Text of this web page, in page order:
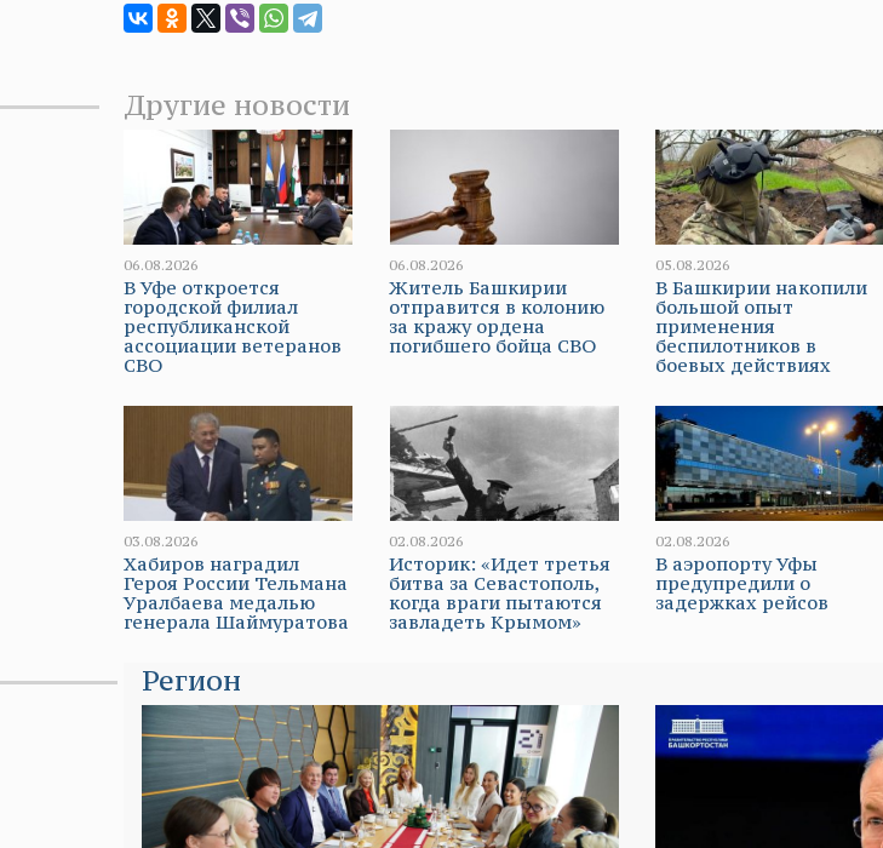
Другие новости
06.08.2026
В Уфе откроется
городской филиал
республиканской
ассоциации ветеранов
СВО
06.08.2026
Житель Башкирии
отправится в колонию
за кражу ордена
погибшего бойца СВО
05.08.2026
В Башкирии накопили
большой опыт
применения
беспилотников в
боевых действиях
03.08.2026
Хабиров наградил
Героя России Тельмана
Уралбаева медалью
генерала Шаймуратова
02.08.2026
Историк: «Идет третья
битва за Севастополь,
когда враги пытаются
завладеть Крымом»
02.08.2026
В аэропорту Уфы
предупредили о
задержках рейсов
Регион